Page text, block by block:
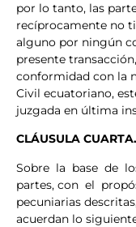
por lo tanto, las
recíprocamente no
alguno por ningún
presente
conformidad con la
Civil ecuatoriano,
juzgada en última
CLÁUSULA
Sobre la base de
partes, con el
pecuniarias
acuerdan lo